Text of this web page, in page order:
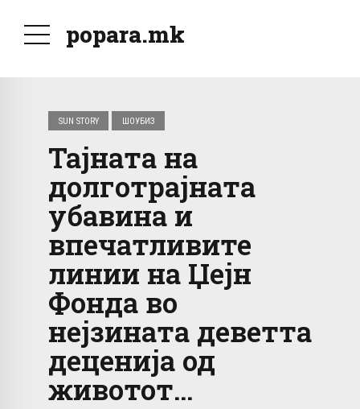
popara.mk
SUN STORY ШОУБИЗ
Тајната на
долготрајната
убавина и
впечатливите
линии на Џејн
Фонда во
нејзината деветта
деценија од
животот…